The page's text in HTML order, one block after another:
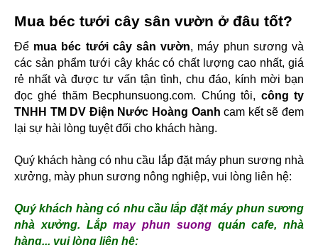
Mua béc tưới cây sân vườn ở đâu tốt?
Để mua béc tưới cây sân vườn, máy phun sương và
các sản phẩm tưới cây khác có chất lượng cao nhất, giá
rẻ nhất và được tư vấn tận tình, chu đáo, kính mời bạn
đọc ghé thăm Becphunsuong.com. Chúng tôi, công ty
TNHH TM DV Điện Nước Hoàng Oanh cam kết sẽ đem
lại sự hài lòng tuyệt đối cho khách hàng.
Quý khách hàng có nhu cầu lắp đặt máy phun sương nhà
xưởng, mày phun sương nông nghiệp, vui lòng liên hệ:
Quý khách hàng có nhu cầu lắp đặt máy phun sương
nhà xưởng. Lắpmay phun suongquán cafe, nhà
hàng... vui lòng liên hệ: